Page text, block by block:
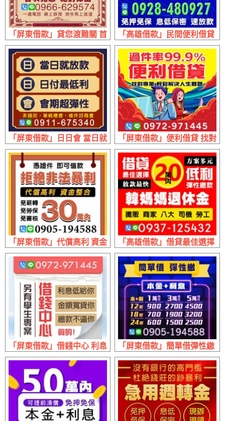
「屏東借款」貸您渡難關 首次免息絕對保密 | 1~50萬 利率優
「高雄借款」民間便利借貸
「屏東借款」日日會 當日就放款 | 日付最低利 會期超彈性
「屏東借款」便利借貸 找對
「屏東借款」代償高利 資金整合 | 30萬內 免薪轉免勞保免審
「高雄借款」借貸最佳選擇
「屏東借款」借錢中心 利息低給你 | 金額寬貸你 繳款不逼你
「屏東借款」簡單借彈性繳